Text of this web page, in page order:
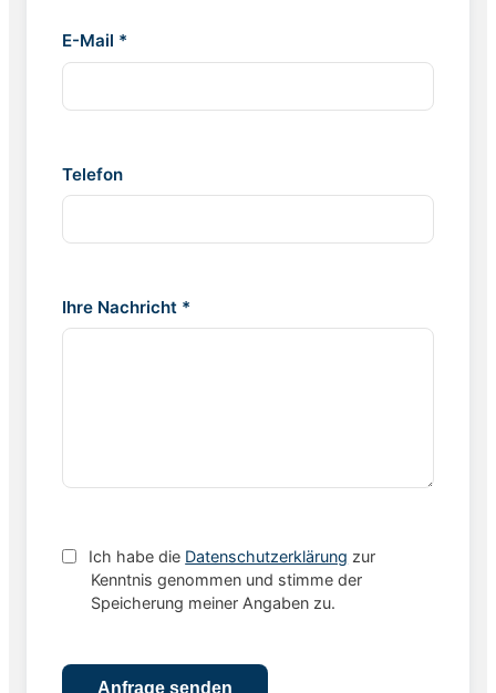
E-Mail *
Telefon
Ihre Nachricht *
Ich habe die Datenschutzerklärung zur
Kenntnis genommen und stimme der
Speicherung meiner Angaben zu.